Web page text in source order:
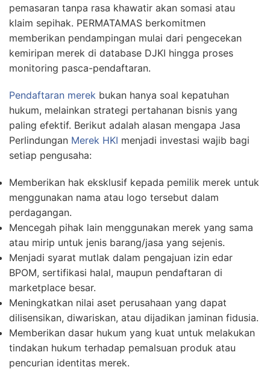
pemasaran tanpa rasa khawatir akan somasi atau
klaim sepihak. PERMATAMAS berkomitmen
memberikan pendampingan mulai dari pengecekan
kemiripan merek di database DJKI hingga proses
monitoring pasca-pendaftaran.
Pendaftaran merek bukan hanya soal kepatuhan
hukum, melainkan strategi pertahanan bisnis yang
paling efektif. Berikut adalah alasan mengapa Jasa
Perlindungan Merek HKI menjadi investasi wajib bagi
setiap pengusaha:
Memberikan hak eksklusif kepada pemilik merek untuk
menggunakan nama atau logo tersebut dalam
perdagangan.
Mencegah pihak lain menggunakan merek yang sama
atau mirip untuk jenis barang/jasa yang sejenis.
Menjadi syarat mutlak dalam pengajuan izin edar
BPOM, sertifikasi halal, maupun pendaftaran di
marketplace besar.
Meningkatkan nilai aset perusahaan yang dapat
dilisensikan, diwariskan, atau dijadikan jaminan fidusia.
Memberikan dasar hukum yang kuat untuk melakukan
tindakan hukum terhadap pemalsuan produk atau
pencurian identitas merek.